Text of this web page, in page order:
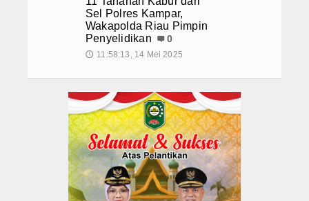
Sel Polres Kampar,
Wakapolda Riau Pimpin
Penyelidikan
0
🕔 11:58:13, 14 Mei 2025